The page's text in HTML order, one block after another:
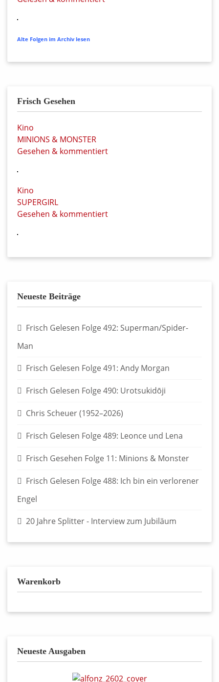
Alte Folgen im Archiv lesen
Frisch Gesehen
Kino
MINIONS & MONSTER
Gesehen & kommentiert
Kino
SUPERGIRL
Gesehen & kommentiert
Neueste Beiträge
Frisch Gelesen Folge 492: Superman/Spider-
Man
Frisch Gelesen Folge 491: Andy Morgan
Frisch Gelesen Folge 490: Urotsukidōji
Chris Scheuer (1952–2026)
Frisch Gelesen Folge 489: Leonce und Lena
Frisch Gesehen Folge 11: Minions & Monster
Frisch Gelesen Folge 488: Ich bin ein verlorener
Engel
20 Jahre Splitter - Interview zum Jubiläum
Warenkorb
Neueste Ausgaben